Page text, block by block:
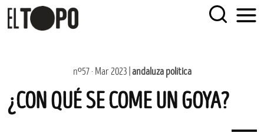
content
nº57 · Mar 2023 | andaluza política
¿CON QUÉ SE COME UN GOYA?